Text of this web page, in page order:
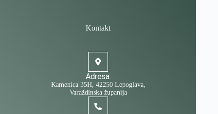
Kontakt
Adresa:
Kamenica 35H, 42250 Lepoglava,
Varaždinska županija